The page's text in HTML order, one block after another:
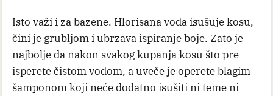
Isto važi i za bazene. Hlorisana voda isušuje kosu,
čini je grubljom i ubrzava ispiranje boje. Zato je
najbolje da nakon svakog kupanja kosu što pre
isperete čistom vodom, a uveče je operete blagim
šamponom koji neće dodatno isušiti ni teme ni